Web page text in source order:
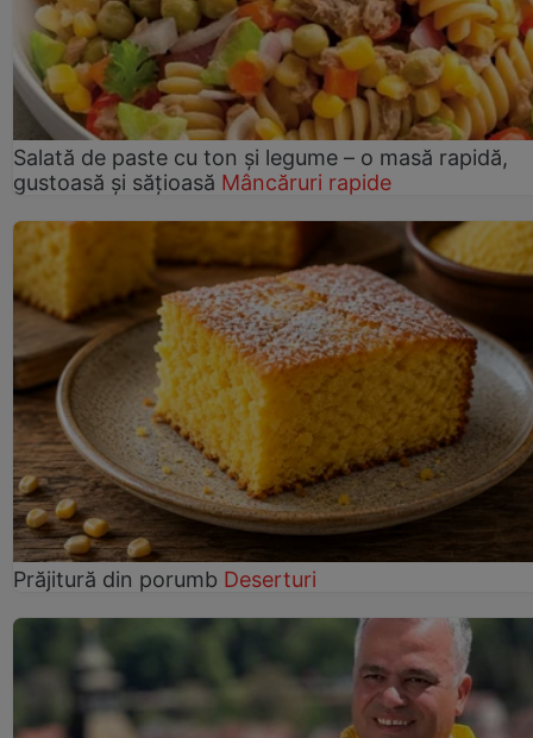
Salată de paste cu ton și legume – o masă rapidă,
gustoasă și sățioasă Mâncăruri rapide
Prăjitură din porumb Deserturi